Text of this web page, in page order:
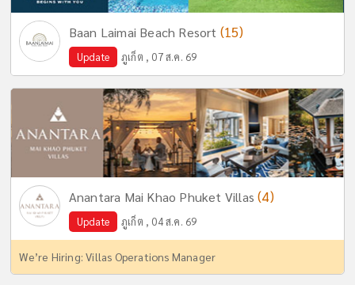
Baan Laimai Beach Resort (15)
Update ภูเก็ต , 07 ส.ค. 69
Anantara Mai Khao Phuket Villas(4)
Update ภูเก็ต , 04 ส.ค. 69
We’re Hiring: Villas Operations Manager